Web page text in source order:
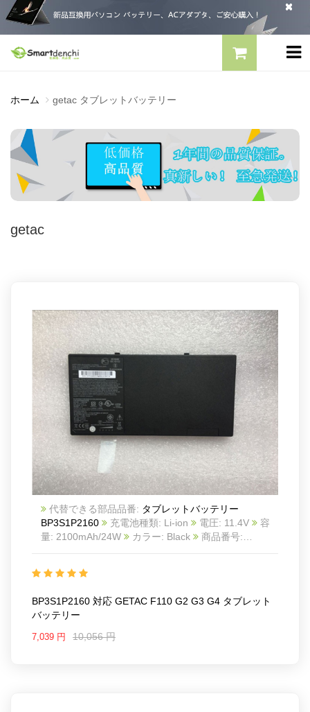
ホーム getac タブレットバッテリー
getac
代替できる部品品番: タブレットバッテリー
BP3S1P2160
充電池種類: Li-ion 電圧: 11.4V
量: 2100mAh/24W
カラー: Black
商品番号:
441857100001
Getac F110 G4
BP3S1P2160 対応 GETAC F110 G2 G3 G4 タブレット
バッテリー
7,039 円 10,056 円